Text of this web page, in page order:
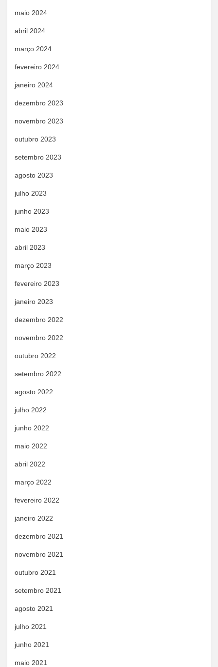
maio 2024
abril 2024
março 2024
fevereiro 2024
janeiro 2024
dezembro 2023
novembro 2023
outubro 2023
setembro 2023
agosto 2023
julho 2023
junho 2023
maio 2023
abril 2023
março 2023
fevereiro 2023
janeiro 2023
dezembro 2022
novembro 2022
outubro 2022
setembro 2022
agosto 2022
julho 2022
junho 2022
maio 2022
abril 2022
março 2022
fevereiro 2022
janeiro 2022
dezembro 2021
novembro 2021
outubro 2021
setembro 2021
agosto 2021
julho 2021
junho 2021
maio 2021